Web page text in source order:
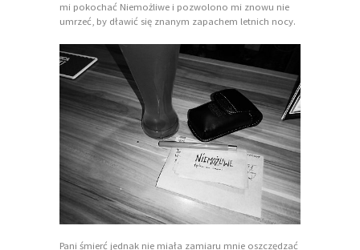
mi pokochać Niemożliwe i pozwolono mi znowu nie
umrzeć, by dławić się znanym zapachem letnich nocy.
Pani śmierć jednak nie miała zamiaru mnie oszczędzać